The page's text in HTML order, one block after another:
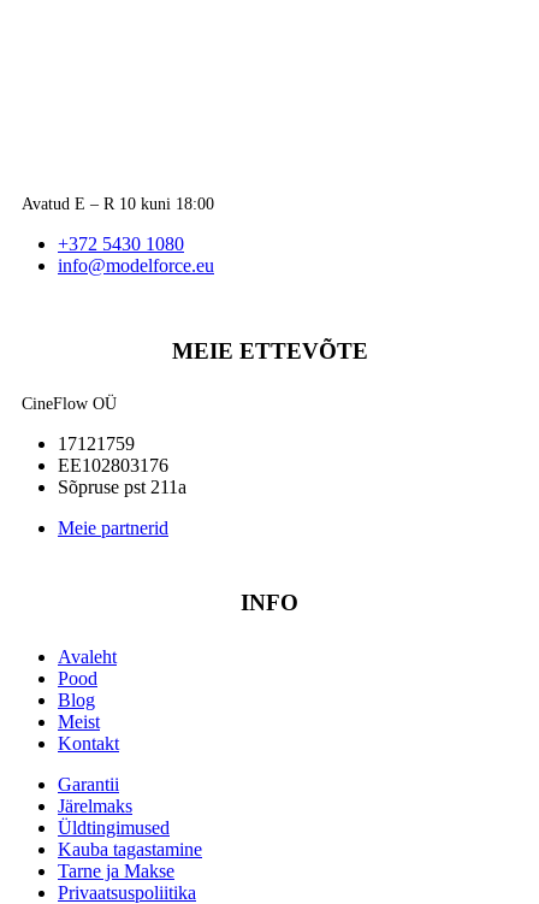
Avatud E – R 10 kuni 18:00
+372 5430 1080
info@modelforce.eu
MEIE ETTEVÕTE
CineFlow OÜ
17121759
EE102803176
Sõpruse pst 211a
Meie partnerid
INFO
Avaleht
Pood
Blog
Meist
Kontakt
Garantii
Järelmaks
Üldtingimused
Kauba tagastamine
Tarne ja Makse
Privaatsuspoliitika